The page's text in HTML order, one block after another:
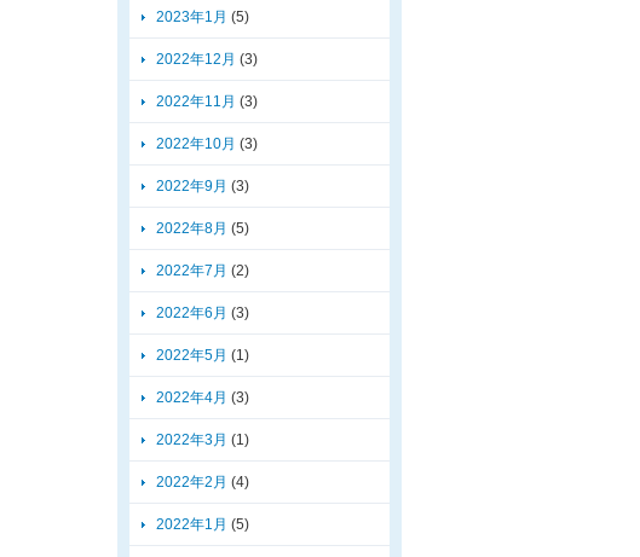
2023年1月 (5)
2022年12月 (3)
2022年11月 (3)
2022年10月 (3)
2022年9月 (3)
2022年8月 (5)
2022年7月 (2)
2022年6月 (3)
2022年5月 (1)
2022年4月 (3)
2022年3月 (1)
2022年2月 (4)
2022年1月 (5)